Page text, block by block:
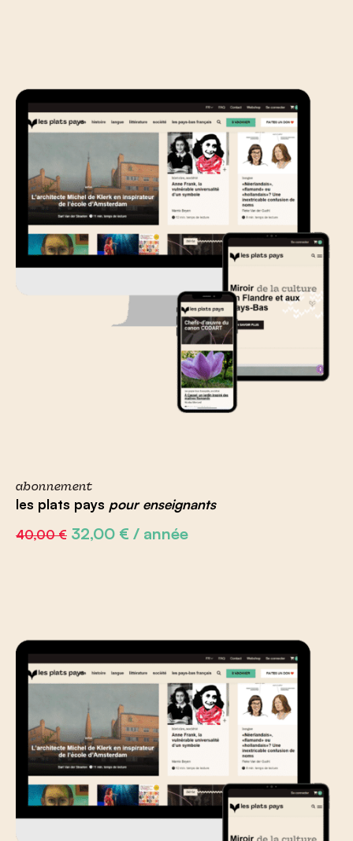
abonnement
les plats pays pour enseignants
40,00€ Le
32,00 € Le
/ année